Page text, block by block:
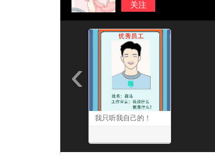
关注
我只听我自己的！
‹